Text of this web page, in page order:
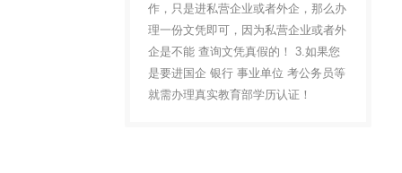
作，只是进私营企业或者外企，那么办
理一份文凭即可，因为私营企业或者外
企是不能 查询文凭真假的！ 3.如果您
是要进国企 银行 事业单位 考公务员等
就需办理真实教育部学历认证！